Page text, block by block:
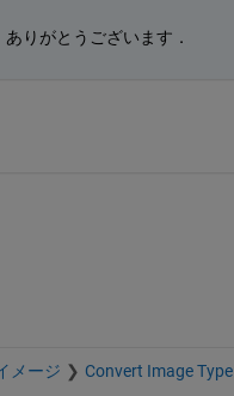
りがとうございます．
メージ Convert Image Type